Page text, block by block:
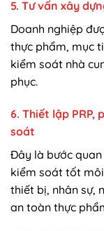
5. Tư vấn xây
Doanh nghiệp
thực phẩm, mục
kiểm soát nhà
phục.
6. Thiết lập PRP,
soát
Đây là bước
kiểm soát tốt
thiết bị, nhân sự,
an toàn thực